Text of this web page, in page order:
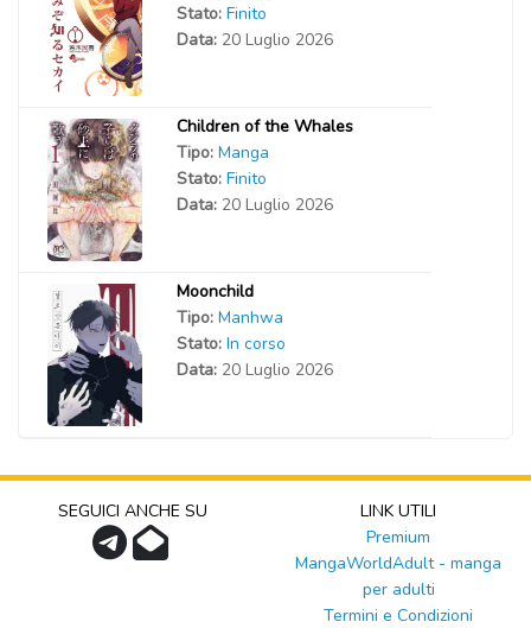
Stato: Finito
Data: 20 Luglio 2026
Children of the Whales
Tipo: Manga
Stato: Finito
Data: 20 Luglio 2026
Moonchild
Tipo: Manhwa
Stato: In corso
Data: 20 Luglio 2026
SEGUICI ANCHE SU
LINK UTILI
Premium
MangaWorldAdult - manga
per adulti
Termini e Condizioni